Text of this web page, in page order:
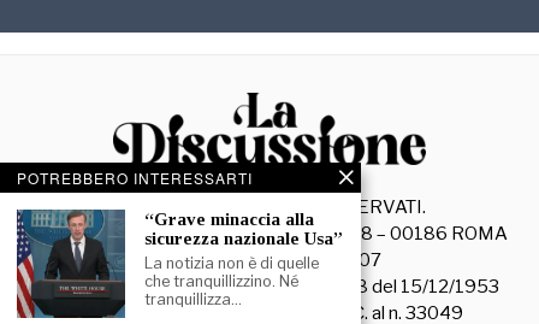
©
- TUTTI I DIRITTI RISERVATI.
La Discussione S.r.l. – Piazza Capranica, 78 – 00186 ROMA
C.F. e P. IVA 15045971007
Registrazione Tribunale di Roma n. 3628 del 15/12/1953
La società editrice è iscritta al R.O.C. al n. 33049
POTREBBERO INTERESSARTI
“Grave minaccia alla
sicurezza nazionale Usa”
La notizia non è di quelle
che tranquillizzino. Né
tranquillizza…